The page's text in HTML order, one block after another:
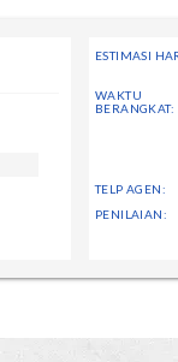
ESTIMASI
WAKTU
BERANGKAT:
TELP AGEN:
PENILAIAN: